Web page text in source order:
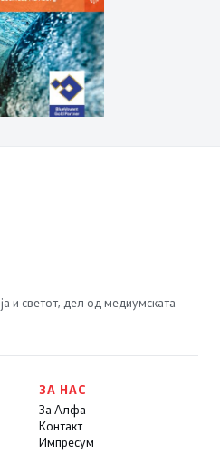
и светот, дел од медиумската
ЗА НАС
За Алфа
Контакт
Импресум